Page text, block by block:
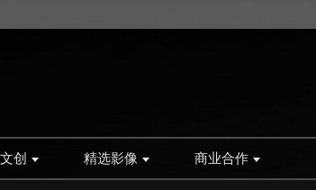
创 精选影像 商业合作